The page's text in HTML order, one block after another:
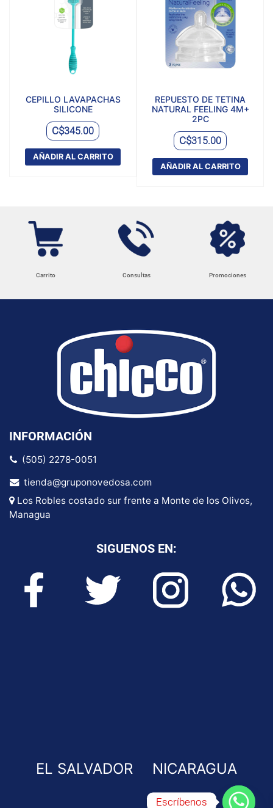
CEPILLO LAVAPACHAS
SILICONE
C$345.00
AÑADIR AL CARRITO
REPUESTO DE TETINA
NATURAL FEELING 4M+
2PC
C$315.00
AÑADIR AL CARRITO
Carrito Consultas Promociones
INFORMACIÓN
(505) 2278-0051
tienda@gruponovedosa.com
Los Robles costado sur frente a Monte de los Olivos,
Managua
SIGUENOS EN:
EL SALVADOR NICARAGUA
Escríbenos